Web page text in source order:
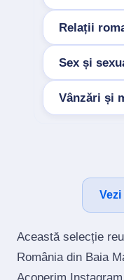
Relații
Sex și
Vânzări și
Această selecție
România din Baia